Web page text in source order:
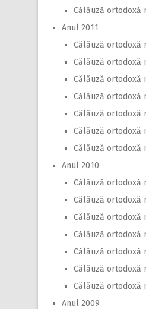
Călăuză ortodoxă
Anul 2011
Călăuză ortodoxă
Călăuză ortodoxă
Călăuză ortodoxă
Călăuză ortodoxă
Călăuză ortodoxă
Călăuză ortodoxă
Călăuză ortodoxă
Anul 2010
Călăuză ortodoxă
Călăuză ortodoxă
Călăuză ortodoxă
Călăuză ortodoxă
Călăuză ortodoxă
Călăuză ortodoxă
Călăuză ortodoxă
Anul 2009